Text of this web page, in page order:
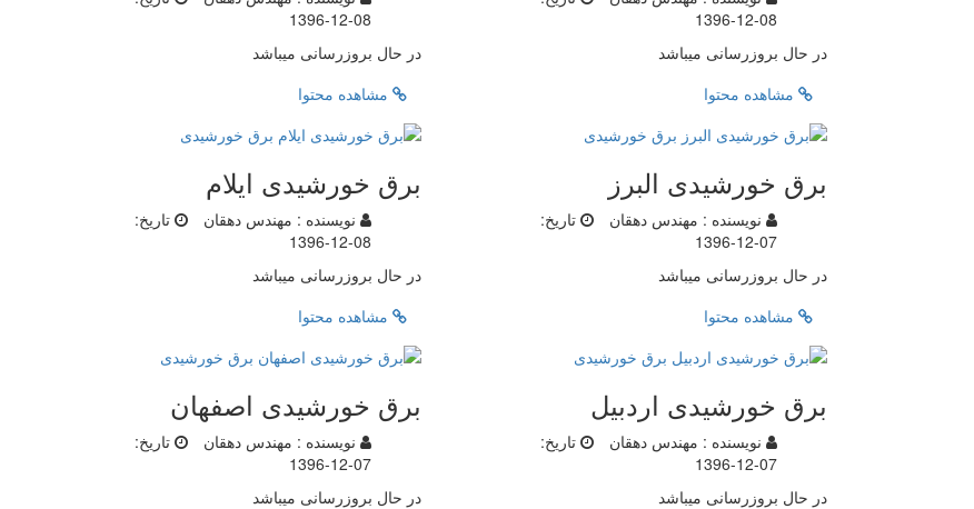
1396-12-08
در حال بروزرسانی میباشد
مشاهده محتوا
1396-12-08
در حال بروزرسانی میباشد
مشاهده محتوا
برق خورشیدی ایلام
نویسنده : مهندس دهقان
تاریخ:
1396-12-08
در حال بروزرسانی میباشد
مشاهده محتوا
برق خورشیدی البرز
نویسنده : مهندس دهقان
تاریخ:
1396-12-07
در حال بروزرسانی میباشد
مشاهده محتوا
برق خورشیدی اصفهان
نویسنده : مهندس دهقان
تاریخ:
1396-12-07
در حال بروزرسانی میباشد
برق خورشیدی اردبیل
نویسنده : مهندس دهقان
تاریخ:
1396-12-07
در حال بروزرسانی میباشد